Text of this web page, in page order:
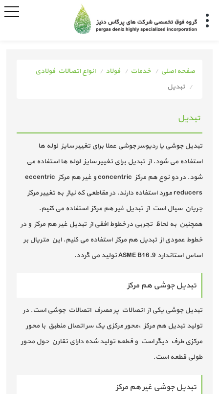
صفحه اصلی خدمات فولاد
انواع اتصالات فولادی
تبدیل
تبدیل
تبدیل جوشی یا ردیوسر جوشی عملا برای تغییر سایز لوله ها
استفاده می شود. از تبدیل برای تغییر سایز لوله ها استفاده می
شود. در دو نوع هم مرکز concentric و غیر هم مرکز eccentric
reducers مورد استفاده دارند. در مقاطعی که نیاز به تغییر مرکز
جریان سیال است از تبدیل غیر هم مرکز استفاده می کنیم.
همچنین به لحاظ تجربی در خطوط افقی از تبدیل غیر هم مرکز و در
خطوط عمودی از تبدیل هم مرکز استفاده می کنیم. این متریال بر
اساس استاندارد ASME B16.9 تولید می گردد.
تبدیل جوشی هم مرکز
تبدیل جوشی یکی از اتصالات پر مصرف اتصالات جوشی است. در
تولید تبدیل هم مرکز ،محور مرکزی یک سر اتصال منطبق با محور
مرکزی طرف دیگر است و قطعه تولید شده دارای تقارن حول محور
طولی قطعه است.
تبدیل جوشی غیر هم مرکز